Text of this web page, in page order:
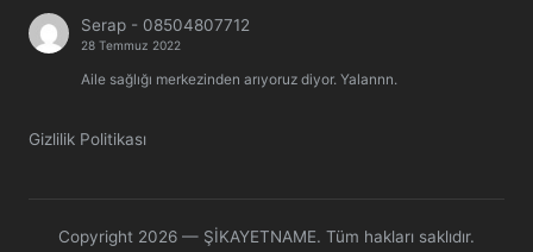
Serap - 08504807712
28 Temmuz 2022
Aile sağlığı merkezinden arıyoruz diyor. Yalannn.
Gizlilik Politikası
Copyright 2026 — ŞİKAYETNAME. Tüm hakları saklıdır.